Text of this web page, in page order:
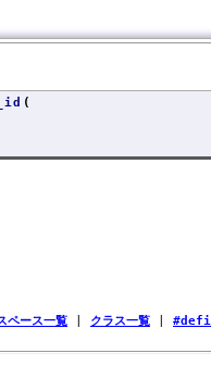
(
ペース一覧 クラス一覧